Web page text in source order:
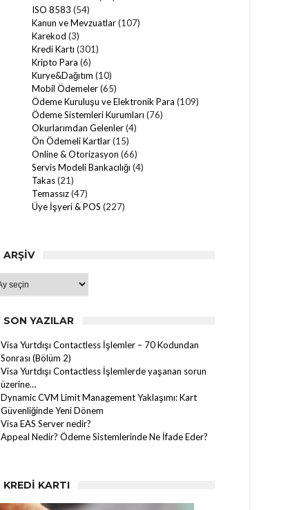
ISO 8583 (54)
Kanun ve Mevzuatlar(107)
Karekod (3)
Kredi Kartı (301)
Kripto Para (6)
Kurye&Dağıtım (10)
Mobil Ödemeler(65)
Ödeme Kuruluşu ve Elektronik Para (109)
Ödeme Sistemleri Kurumları (76)
Okurlarımdan Gelenler(4)
Ön Ödemeli Kartlar(15)
Online & Otorizasyon (66)
Servis Modeli Bankacılığı (4)
Takas(21)
Temassız(47)
Üye İşyeri & POS (227)
ARŞIV
SON YAZILAR
Visa Yurtdışı Contactless İşlemler – 70 Kodundan
Sonrası (Bölüm 2)
Visa Yurtdışı Contactless İşlemlerde yaşanan sorun
üzerine…
Dynamic CVM Limit Management Yaklaşımı: Kart
Güvenliğinde Yeni Dönem
Visa EAS Server nedir?
Appeal Nedir? Ödeme Sistemlerinde Ne İfade Eder?
KREDI KARTI